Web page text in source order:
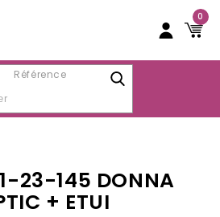
0
Référence
23-145 DONNA
+ ETUI